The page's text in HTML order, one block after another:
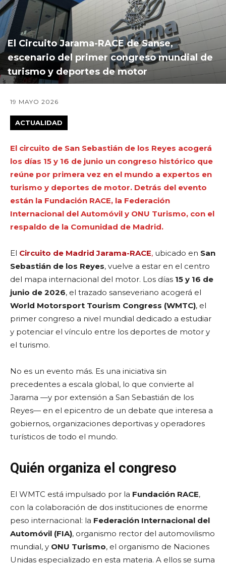
El Circuito Jarama-RACE de Sanse,
escenario del primer congreso mundial de
turismo y deportes de motor
19 MAYO 2026
ACTUALIDAD
El circuito de San Sebastián de los Reyes acogerá
los días 15 y 16 de junio un congreso histórico que
reúne por primera vez en el mundo a expertos en
turismo y deportes de motor. Detrás del evento
están la Fundación RACE, la Federación
Internacional del Automóvil y ONU Turismo, con el
respaldo de la Comunidad de Madrid.
El Circuito de Madrid Jarama-RACE, ubicado en San
Sebastián de los Reyes, vuelve a estar en el centro
del mapa internacional del motor. Los días 15 y 16 de
junio de 2026, el trazado sanseveriano acogerá el
World Motorsport Tourism Congress (WMTC), el
primer congreso a nivel mundial dedicado a estudiar
y potenciar el vínculo entre los deportes de motor y
el turismo.
No es un evento más. Es una iniciativa sin
precedentes a escala global, lo que convierte al
Jarama —y por extensión a San Sebastián de los
Reyes— en el epicentro de un debate que interesa a
gobiernos, organizaciones deportivas y operadores
turísticos de todo el mundo.
Quién organiza el congreso
El WMTC está impulsado por la Fundación RACE,
con la colaboración de dos instituciones de enorme
peso internacional: la Federación Internacional del
Automóvil (FIA), organismo rector del automovilismo
mundial, y ONU Turismo, el organismo de Naciones
Unidas especializado en esta materia. A ellos se suma